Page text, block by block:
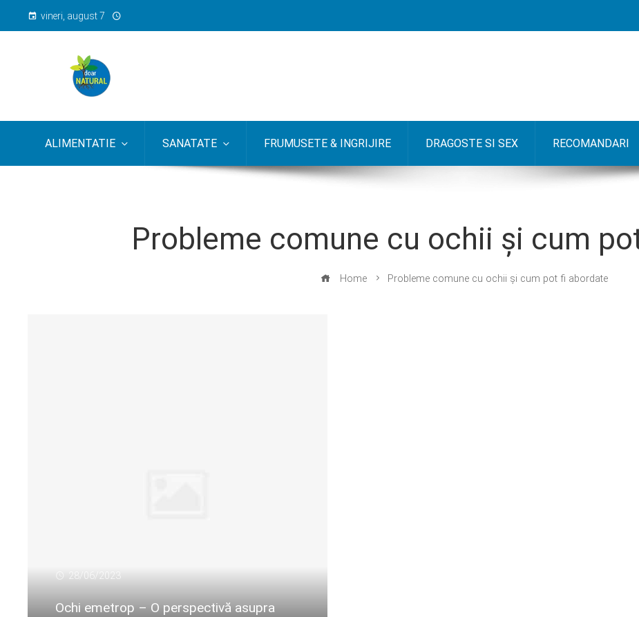
vineri, august 7
ALIMENTATIE SANATATE FRUMUSETE & INGRIJIRE DRAGOSTE SI SEX RECOMANDARI
Probleme comune cu ochii și cum
Home Probleme comune cu ochii și cum pot fi abordate
28/06/2023
Ochi emetrop – O perspectivă asupra